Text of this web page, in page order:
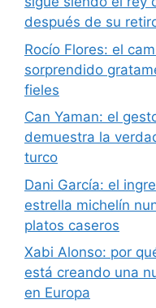
después de su
Rocío Flores: el
sorprendido
fieles
Can Yaman: el
demuestra la
turco
Dani García: el
estrella michelín
platos caseros
Xabi Alonso: por
está creando una
en Europa